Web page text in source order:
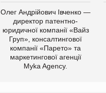
Олег Андрійович Івченко —
директор патентно-
юридичної компанії «Вайз
Груп», консалтингової
компанії «Парето» та
маркетингової агенції
Myka Agency.